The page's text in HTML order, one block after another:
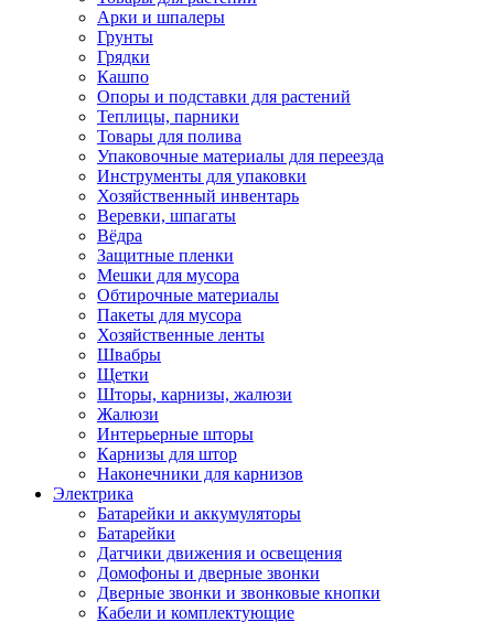
Арки и шпалеры
Грунты
Грядки
Кашпо
Опоры и подставки для растений
Теплицы, парники
Товары для полива
Упаковочные материалы для переезда
Инструменты для упаковки
Хозяйственный инвентарь
Веревки, шпагаты
Вёдра
Защитные пленки
Мешки для мусора
Обтирочные материалы
Пакеты для мусора
Хозяйственные ленты
Швабры
Щетки
Шторы, карнизы, жалюзи
Жалюзи
Интерьерные шторы
Карнизы для штор
Наконечники для карнизов
Электрика
Батарейки и аккумуляторы
Батарейки
Датчики движения и освещения
Домофоны и дверные звонки
Дверные звонки и звонковые кнопки
Кабели и комплектующие